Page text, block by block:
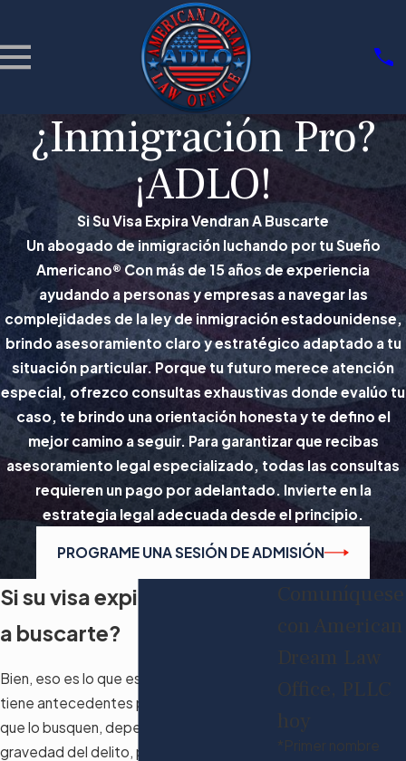
¿Inmigración Pro?
¡ADLO!
Si Su Visa Expira Vendran A Buscarte
Un abogado de inmigración luchando por tu Sueño
Americano® Con más de 15 años de experiencia
ayudando a personas y empresas a navegar las
complejidades de la ley de inmigración estadounidense,
brindo asesoramiento claro y estratégico adaptado a tu
situación particular. Porque tu futuro merece atención
especial, ofrezco consultas exhaustivas donde evalúo tu
caso, te brindo una orientación honesta y te defino el
mejor camino a seguir. Para garantizar que recibas
asesoramiento legal especializado, todas las consultas
requieren un pago por adelantado. Invierte en la
estrategia legal adecuada desde el principio.
PROGRAME UNA SESIÓN DE ADMISIÓN
Si su visa expira, ¿vendrán
a buscarte?
Bien, eso es lo que estoy diciendo. Que si
tiene antecedentes penales, es probable
que lo busquen, dependiendo de la
gravedad del delito, pero hay una miríada
Comuníquese
con American
Dream Law
Office, PLLC
hoy
*Primer nombre